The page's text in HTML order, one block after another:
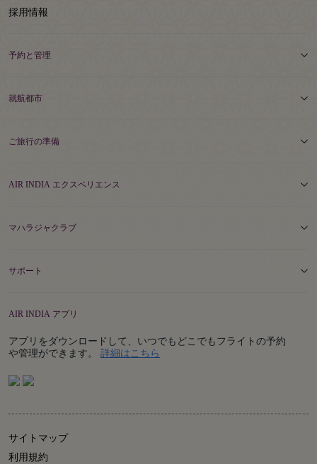
採用情報
予約と管理
就航都市
ご旅行の準備
AIR INDIA エクスペリエンス
マハラジャクラブ
サポート
AIR INDIA アプリ
アプリをダウンロードして、いつでもどこでもフライトの予約
や管理ができます。 詳細はこちら
サイトマップ
利用規約